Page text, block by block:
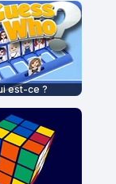
est-ce ?